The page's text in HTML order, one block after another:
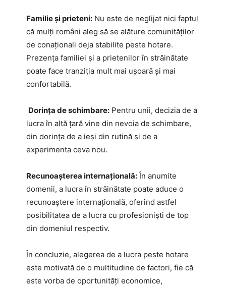
Familie și prieteni: Nu este de neglijat nici faptul
că mulți români aleg să se alăture comunităților
de conaționali deja stabilite peste hotare.
Prezența familiei și a prietenilor în străinătate
poate face tranziția mult mai ușoară și mai
confortabilă.
Dorința de schimbare: Pentru unii, decizia de a
lucra în altă țară vine din nevoia de schimbare,
din dorința de a ieși din rutină și de a
experimenta ceva nou.
Recunoașterea internațională: În anumite
domenii, a lucra în străinătate poate aduce o
recunoaștere internațională, oferind astfel
posibilitatea de a lucra cu profesioniști de top
din domeniul respectiv.
În concluzie, alegerea de a lucra peste hotare
este motivată de o multitudine de factori, fie că
este vorba de oportunități economice,